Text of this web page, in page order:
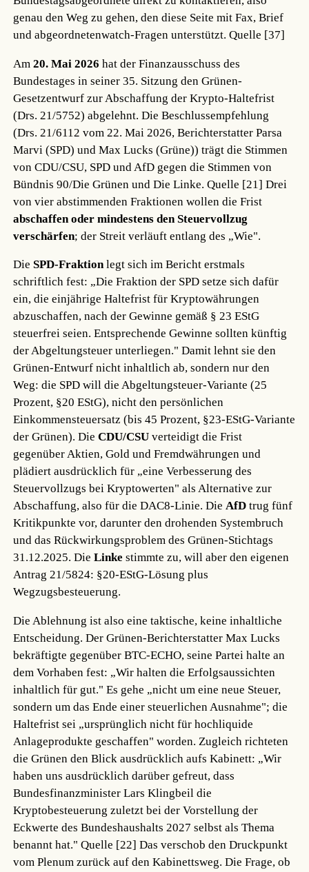
genau den Weg zu gehen, den diese Seite mit Fax, Brief
und abgeordnetenwatch-Fragen unterstützt.Quelle [37]
Am20. Mai 2026 hat der Finanzausschuss des
Bundestages in seiner 35. Sitzung den Grünen-
Gesetzentwurf zur Abschaffung der Krypto-Haltefrist
(Drs. 21/5752) abgelehnt. Die Beschlussempfehlung
(Drs. 21/6112 vom 22. Mai 2026, Berichterstatter Parsa
Marvi (SPD) und Max Lucks (Grüne)) trägt die Stimmen
von CDU/CSU, SPD und AfD gegen die Stimmen von
Bündnis 90/Die Grünen und Die Linke.Quelle [21] Drei
von vier abstimmenden Fraktionen wollen die Frist
abschaffen oder mindestens den Steuervollzug
verschärfen; der Streit verläuft entlang des „Wie".
DieSPD-Fraktionlegt sich im Bericht erstmals
schriftlich fest: „Die Fraktion der SPD setze sich dafür
ein, die einjährige Haltefrist für Kryptowährungen
abzuschaffen, nach der Gewinne gemäß § 23 EStG
steuerfrei seien. Entsprechende Gewinne sollten künftig
der Abgeltungsteuer unterliegen." Damit lehnt sie den
Grünen-Entwurf nicht inhaltlich ab, sondern nur den
Weg: die SPD will die Abgeltungsteuer-Variante (25
Prozent, §20 EStG), nicht den persönlichen
Einkommensteuersatz (bis 45 Prozent, §23-EStG-Variante
der Grünen). DieCDU/CSU verteidigt die Frist
gegenüber Aktien, Gold und Fremdwährungen und
plädiert ausdrücklich für „eine Verbesserung des
Steuervollzugs bei Kryptowerten" als Alternative zur
Abschaffung, also für die DAC8-Linie. DieAfD trug fünf
Kritikpunkte vor, darunter den drohenden Systembruch
und das Rückwirkungsproblem des Grünen-Stichtags
31.12.2025. DieLinke stimmte zu, will aber den eigenen
Antrag 21/5824: §20-EStG-Lösung plus
Wegzugsbesteuerung.
Die Ablehnung ist also eine taktische, keine inhaltliche
Entscheidung. Der Grünen-Berichterstatter Max Lucks
bekräftigte gegenüber BTC-ECHO, seine Partei halte an
dem Vorhaben fest: „Wir halten die Erfolgsaussichten
inhaltlich für gut." Es gehe „nicht um eine neue Steuer,
sondern um das Ende einer steuerlichen Ausnahme"; die
Haltefrist sei „ursprünglich nicht für hochliquide
Anlageprodukte geschaffen" worden. Zugleich richteten
die Grünen den Blick ausdrücklich aufs Kabinett: „Wir
haben uns ausdrücklich darüber gefreut, dass
Bundesfinanzminister Lars Klingbeil die
Kryptobesteuerung zuletzt bei der Vorstellung der
Eckwerte des Bundeshaushalts 2027 selbst als Thema
benannt hat."Quelle [22] Das verschob den Druckpunkt
vom Plenum zurück auf den Kabinettsweg. Die Frage, ob